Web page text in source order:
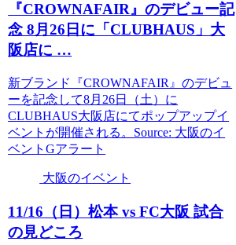
『CROWNAFAIR』のデビュー記
念 8月26日に「CLUBHAUS」 大
阪店に …
新ブランド『CROWNAFAIR』のデビュ
ーを記念して8月26日（土）に
CLUBHAUS大阪店にてポップアップイ
ベントが開催される。Source: 大阪のイ
ベントGアラート
大阪のイベント
11/16（日）松本 vs FC大阪 試合
の見どころ